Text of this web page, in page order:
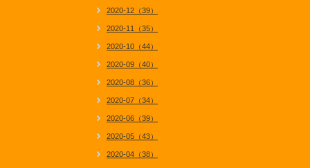
2020-12（39）
2020-11（35）
2020-10（44）
2020-09（40）
2020-08（36）
2020-07（34）
2020-06（39）
2020-05（43）
2020-04（38）